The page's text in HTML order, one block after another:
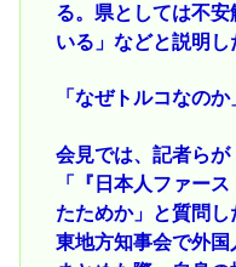
る。県としては不
いる」などと説明し
「なぜトルコなのか
会見では、記者らが
「『日本人ファー
たためか」と質問
東地方知事会で外